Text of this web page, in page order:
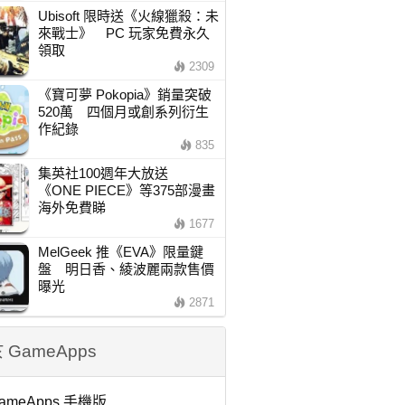
Ubisoft 限時送《火線獵殺：未
來戰士》 PC 玩家免費永久
領取
2309
《寶可夢 Pokopia》銷量突破
520萬 四個月或創系列衍生
作紀錄
835
集英社100週年大放送
《ONE PIECE》等375部漫畫
海外免費睇
1677
MelGeek 推《EVA》限量鍵
盤 明日香、綾波麗兩款售價
曝光
2871
GameApps
手機版